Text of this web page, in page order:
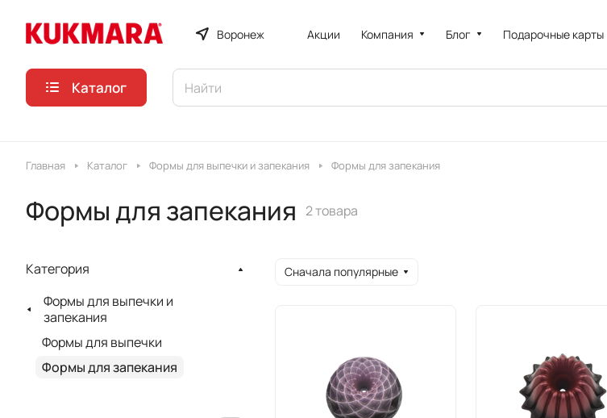
Воронеж Акции Компания Блог Подарочные карты
Каталог
Главная Каталог Формы для выпечки и запекания Формы для запекания
Формы для запекания 2 товара
Сначала популярные
Категория
Формы для выпечки и
запекания
Формы для выпечки
Формы для запекания